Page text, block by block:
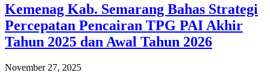
Kemenag Kab. Semarang Bahas Strategi
Percepatan Pencairan TPG PAI Akhir
Tahun 2025 dan Awal Tahun 2026
November 27, 2025